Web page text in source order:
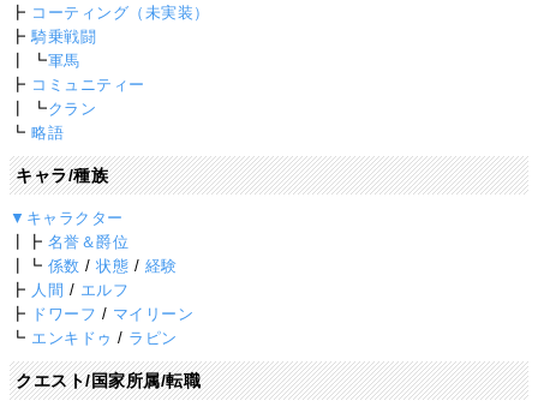
┣ コーティング（未実装）
┣騎乗戦闘
┃ ┗軍馬
┣ コミュニティー
┃ ┗クラン
┗略語
キャラ/種族
▼キャラクター
┃┣ 名誉＆爵位
┃┗ 係数 /状態 / 経験
┣ 人間 / エルフ
┣ ドワーフ / マイリーン
┗ エンキドゥ / ラピン
クエスト/国家所属/転職